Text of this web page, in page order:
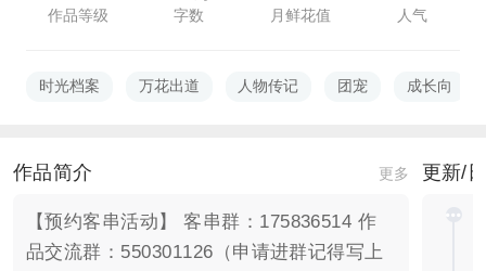
作品等级 字数 月鲜花值 人气
时光档案 万花出道 人物传记 团宠 成长向
作品简介 更多
【预约客串活动】 客串群：175836514 作
品交流群：550301126（申请进群记得写上
更新/